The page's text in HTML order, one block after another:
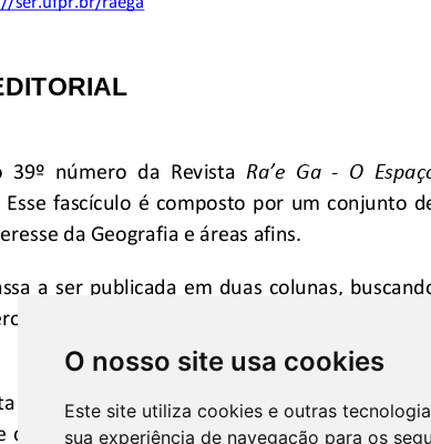
O nosso site usa cookies
Este site utiliza cookies e outras
sua experiência de navegação para os